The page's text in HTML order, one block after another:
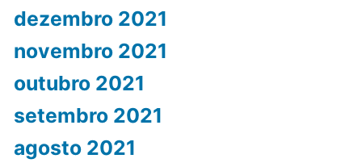
dezembro 2021
novembro 2021
outubro 2021
setembro 2021
agosto 2021